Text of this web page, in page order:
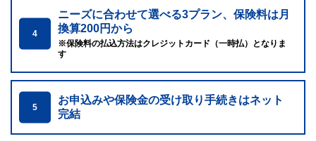
4
ニーズに合わせて選べる3プラン、保険料は月
換算200円から
※保険料の払込方法はクレジットカード（一時払）となりま
す
5
お申込みや保険金の受け取り手続きはネット
完結